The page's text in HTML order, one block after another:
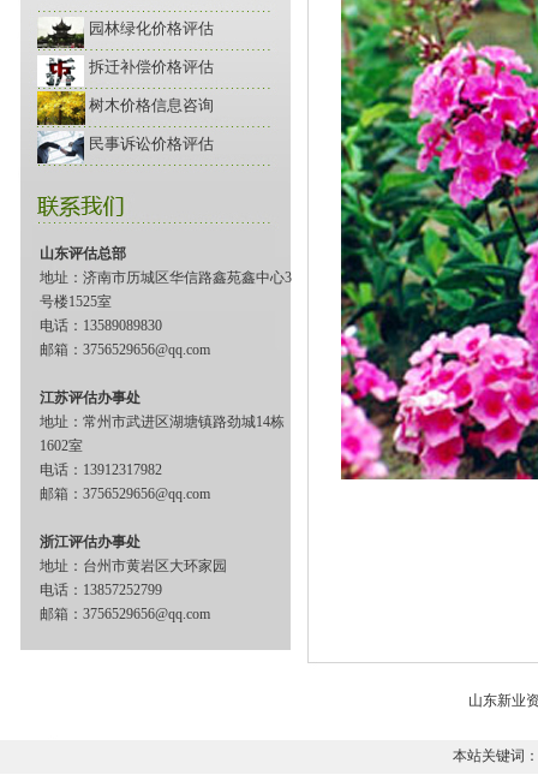
园林绿化价格评估
拆迁补偿价格评估
树木价格信息咨询
民事诉讼价格评估
山东评估总部
地址：济南市历城区华信路鑫苑鑫中心3
号楼1525室
电话：13589089830
邮箱：3756529656@qq.com
江苏评估办事处
地址：常州市武进区湖塘镇路劲城14栋
1602室
电话：13912317982
邮箱：3756529656@qq.com
浙江评估办事处
地址：台州市黄岩区大环家园
电话：13857252799
邮箱：3756529656@qq.com
山东新业
本站关键词：